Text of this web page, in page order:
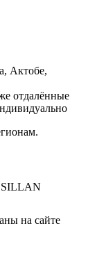
Актобе,
отдалённые
SILLAN
на сайте